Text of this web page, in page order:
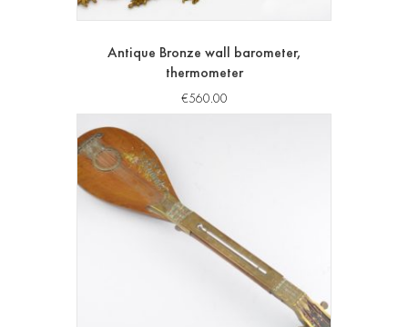
Antique Bronze wall barometer,
thermometer
€560.00